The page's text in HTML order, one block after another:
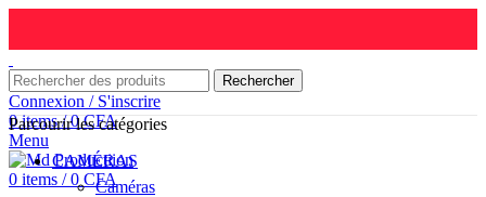
Rechercher
Connexion / S'inscrire
0items / 0CFA
Menu
0 items / 0 CFA
Parcourir les catégories
CAMÉRAS
Caméras